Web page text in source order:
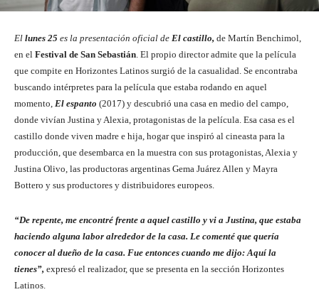
El lunes 25 es la presentación oficial de El castillo, de Martín Benchimol,
en el Festival de San Sebastián. El propio director admite que la película
que compite en Horizontes Latinos surgió de la casualidad. Se encontraba
buscando intérpretes para la película que estaba rodando en aquel
momento, El espanto (2017) y descubrió una casa en medio del campo,
donde vivían Justina y Alexia, protagonistas de la película. Esa casa es el
castillo donde viven madre e hija, hogar que inspiró al cineasta para la
producción, que desembarca en la muestra con sus protagonistas, Alexia y
Justina Olivo, las productoras argentinas Gema Juárez Allen y Mayra
Bottero y sus productores y distribuidores europeos.
“De repente, me encontré frente a aquel castillo y vi a Justina, que estaba
haciendo alguna labor alrededor de la casa. Le comenté que quería
conocer al dueño de la casa. Fue entonces cuando me dijo: Aquí la
tienes”, expresó el realizador, que se presenta en la sección Horizontes
Latinos.